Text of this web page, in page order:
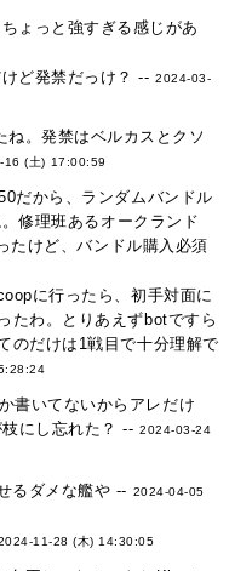
ょっと強すぎる感じがあ
ど発禁だっけ？ -- 2024-03-
ね。発禁はベルカスとクソ
16 (土) 17:00:59
だから、ランダムバンドル
修理班あるオークランド
たけど、バンドル購入必須
に行ったら、初手対面に
たわ。とりあえずbotですら
のだけは1戦目で十分理解で
書いてないからアレだけ
枝にし忘れた？ --2024-03-24
るダメな艦や -- 2024-04-05
11-28 (木) 14:30:05